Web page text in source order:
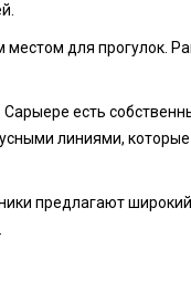
для прогулок.
есть
линиями,
предлагают